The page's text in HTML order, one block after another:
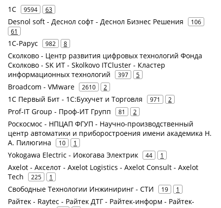
1С 9594 63
Desnol soft - Деснол софт - Деснол Бизнес Решения
106
61
1С-Рарус 982 8
Сколково - Центр развития цифровых технологий Фонда
Сколково - SK ИТ - Skolkovo ITCluster - Кластер
информационных технологий
397 5
Broadcom - VMware 2610 2
1С Первый Бит - 1С:Бухучет и Торговля 971 2
Prof-IT Group - Проф-ИТ Групп 81 2
Роскосмос - НПЦАП ФГУП - Научно-производственный
центр автоматики и приборостроения имени академика Н.
А. Пилюгина
10 1
Yokogawa Electric - Иокогава Электрик 44 1
Axelot - Акселот - Axelot Logistics - Axelot Consult - Axelot
Tech
225 1
Свободные Технологии Инжиниринг - СТИ 19 1
Райтек - Raytec - Райтек ДТГ - Райтек-информ - Райтек-